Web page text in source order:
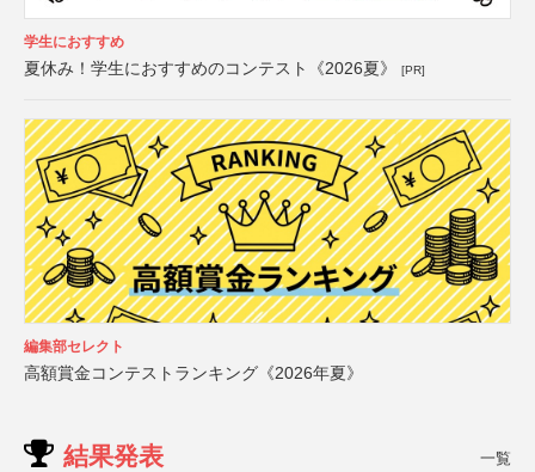
学生におすすめ
夏休み！学生におすすめのコンテスト《2026夏》 [PR]
編集部セレクト
高額賞金コンテストランキング《2026年夏》
結果発表 一覧